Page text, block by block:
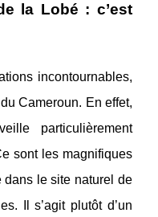
la Lobé : c’est
incontournables,
Cameroun. En effet,
particulièrement
sont les magnifiques
dans le site naturel de
Il s’agit plutôt d’un